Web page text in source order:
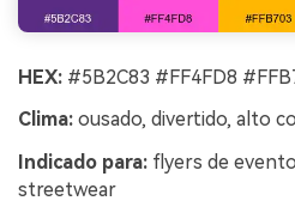
HEX: #5B2C83 #FF4FD8
Clima: ousado, divertido, alto
Indicado para: flyers de
streetwear